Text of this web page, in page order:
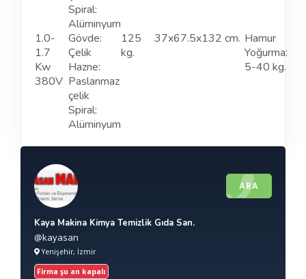
Spiral:
Alüminyum
1.0-
1.7
Kw
380V
Gövde:
Çelik
Hazne:
Paslanmaz
çelik
Spiral:
Alüminyum
125
kg.
37x67.5x132 cm. Hamur
Yoğurma:
5-40 kg.
ARA
Kaya Makina Kimya Temizlik Gıda San.
@kayasan
Yenişehir, İzmir
Firma şu an kapalı